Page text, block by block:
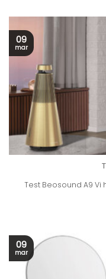
Test Beosound A9
09
mar
09
mar